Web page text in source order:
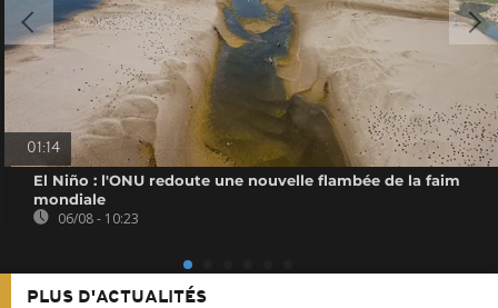
01:14
El Niño : l'ONU redoute une nouvelle flambée de la faim
mondiale
06/08 - 10:23
PLUS D'ACTUALITÉS